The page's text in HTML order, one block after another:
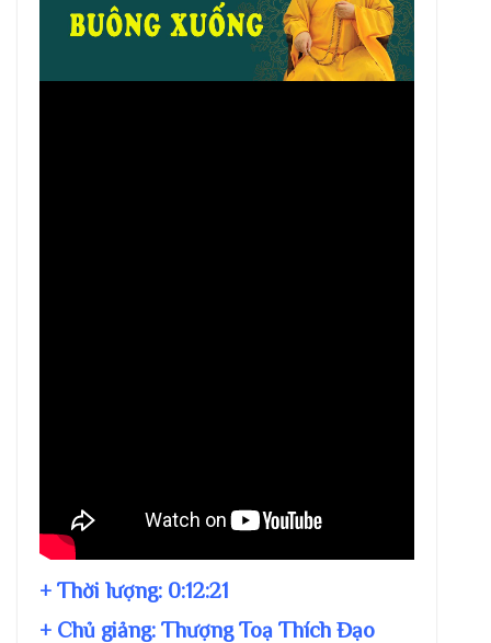
+ Thời lượng: 0:12:21
+ Chủ giảng: Thượng Toạ Thích Đạo